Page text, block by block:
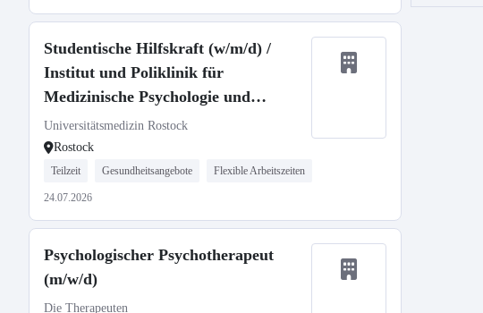
Studentische Hilfskraft (w/m/d) /
Institut und Poliklinik für
Medizinische Psychologie und
Medizinische Soziologie
Universitätsmedizin Rostock
Rostock
Teilzeit Gesundheitsangebote Flexible Arbeitszeiten
24.07.2026
Psychologischer Psychotherapeut
(m/w/d)
Die Therapeuten